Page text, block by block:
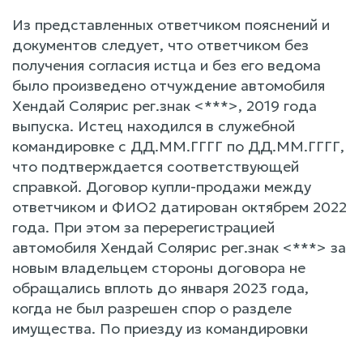
Из представленных ответчиком пояснений и
документов следует, что ответчиком без
получения согласия истца и без его ведома
было произведено отчуждение автомобиля
Хендай Солярис рег.знак <***>, 2019 года
выпуска. Истец находился в служебной
командировке с ДД.ММ.ГГГГ по ДД.ММ.ГГГГ,
что подтверждается соответствующей
справкой. Договор купли-продажи между
ответчиком и ФИО2 датирован октябрем 2022
года. При этом за перерегистрацией
автомобиля Хендай Солярис рег.знак <***> за
новым владельцем стороны договора не
обращались вплоть до января 2023 года,
когда не был разрешен спор о разделе
имущества. По приезду из командировки